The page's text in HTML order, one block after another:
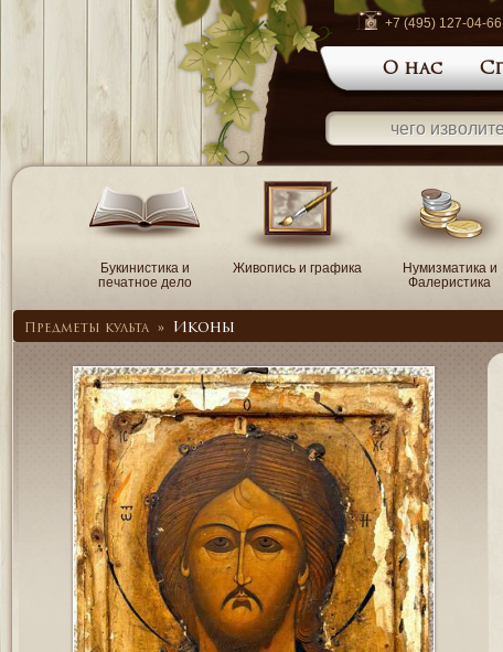
+7 (495) 127-04-66
О нас
Букинистика и
печатное дело
Живопись и графика
Нумизматика и
Фалеристика
Предметы культа » Иконы